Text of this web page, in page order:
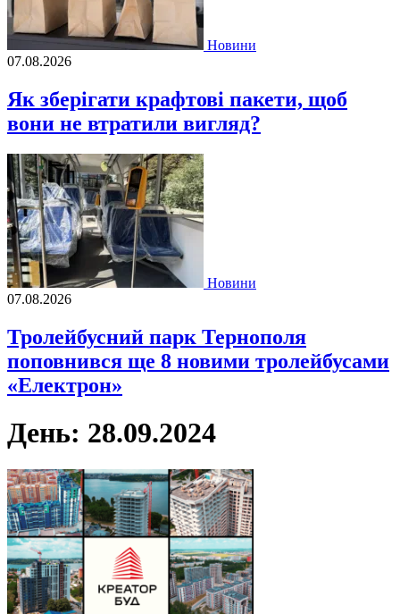
Новини
07.08.2026
Як зберігати крафтові пакети, щоб
вони не втратили вигляд?
Новини
07.08.2026
Тролейбусний парк Тернополя
поповнився ще 8 новими тролейбусами
«Електрон»
День: 28.09.2024